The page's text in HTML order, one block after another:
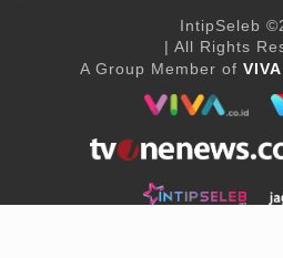
IntipSeleb
| All Rights
A Group Member of